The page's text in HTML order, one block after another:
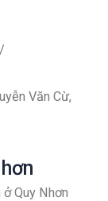
Văn Cừ,
Quy Nhơn